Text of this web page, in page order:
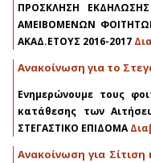
ΠΡΟΣΚΛΗΣΗ
ΑΜΕΙΒΟΜΕΝΩΝ
ΑΚΑΔ.ΕΤΟΥΣ 2016-2017
Ανακοίνωση για το
Ενημερώνουμε τους
κατάθεσης των
ΣΤΕΓΑΣΤΙΚΟ ΕΠΙΔΟΜΑ
Ανακοίνωση για